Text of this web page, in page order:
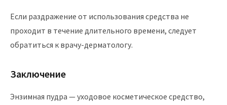
Если раздражение от использования средства не
проходит в течение длительного времени, следует
обратиться к врачу-дерматологу.
Заключение
Энзимная пудра — уходовое косметическое средство,